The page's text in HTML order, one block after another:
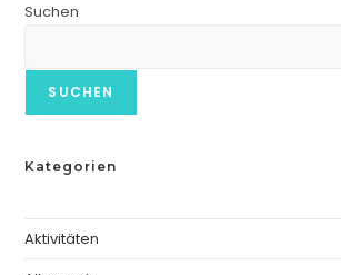
Suchen
SUCHEN
Kategorien
Aktivitäten